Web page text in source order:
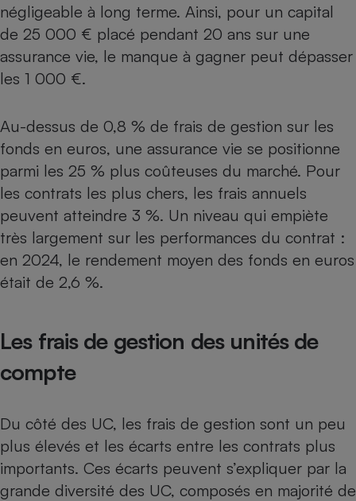
négligeable à long terme. Ainsi, pour un capital
de 25 000 € placé pendant 20 ans sur une
assurance vie, le manque à gagner peut dépasser
les 1 000 €.
Au-dessus de 0,8 % de frais de gestion sur les
fonds en euros, une assurance vie se positionne
parmi les 25 % plus coûteuses du marché. Pour
les contrats les plus chers, les frais annuels
peuvent atteindre 3 %. Un niveau qui empiète
très largement sur les performances du contrat :
en 2024, le rendement moyen des fonds en euros
était de 2,6 %.
Les frais de gestion des unités de
compte
Du côté des UC, les frais de gestion sont un peu
plus élevés et les écarts entre les contrats plus
importants. Ces écarts peuvent s’expliquer par la
grande diversité des UC, composés en majorité de